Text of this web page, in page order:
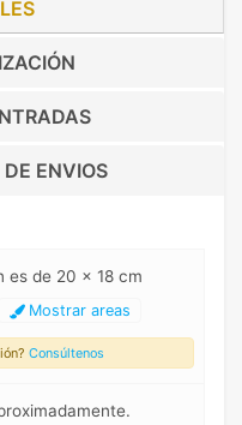
ENVIOS
es de 20 x 18 cm
Mostrar areas
Consúltenos